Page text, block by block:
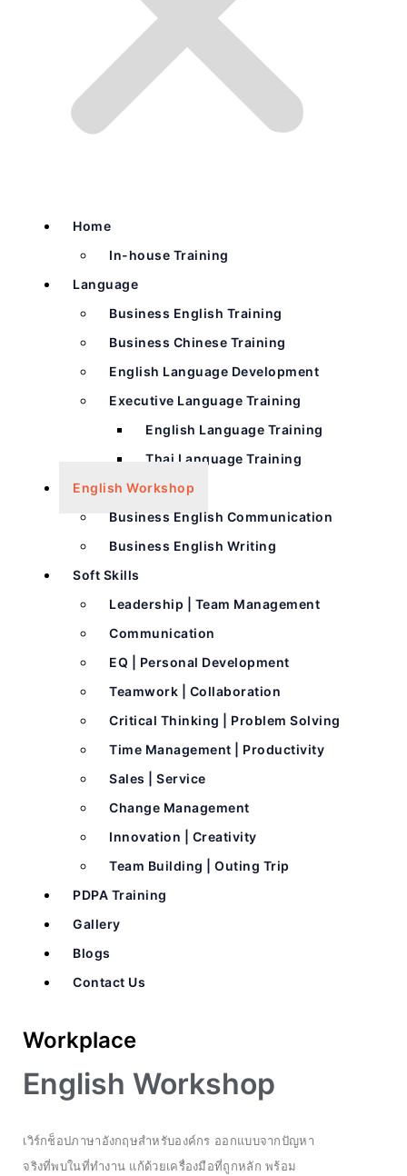
Home
In-house Training
Language
Business English Training
Business Chinese Training
English Language Development
Executive Language Training
English Language Training
Thai Language Training
English Workshop
Business English Communication
Business English Writing
Soft Skills
Leadership | Team Management
Communication
EQ | Personal Development
Teamwork | Collaboration
Critical Thinking | Problem Solving
Time Management | Productivity
Sales | Service
Change Management
Innovation | Creativity
Team Building | Outing Trip
PDPA Training
Gallery
Blogs
Contact Us
Workplace
English Workshop
เวิร์กช็อปภาษาอังกฤษสำหรับองค์กร ออกแบบจากปัญหา
จริงที่พบในที่ทำงาน แก้ด้วยเครื่องมือที่ถูกหลัก พร้อม